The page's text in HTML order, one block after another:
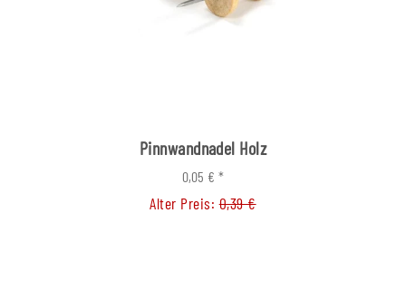
Pinnwandnadel Holz
0,05 € *
Alter Preis:0,39 €